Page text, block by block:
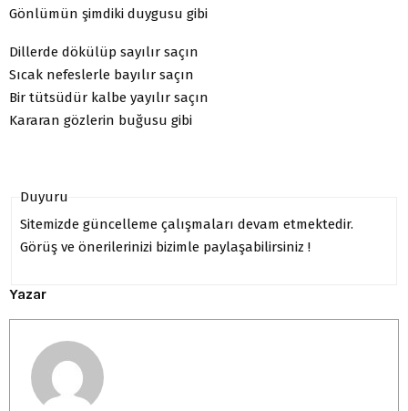
Gönlümün şimdiki duygusu gibi
Dillerde dökülüp sayılır saçın
Sıcak nefeslerle bayılır saçın
Bir tütsüdür kalbe yayılır saçın
Kararan gözlerin buğusu gibi
Duyuru
Sitemizde güncelleme çalışmaları devam etmektedir.
Görüş ve önerilerinizi bizimle paylaşabilirsiniz !
Yazar